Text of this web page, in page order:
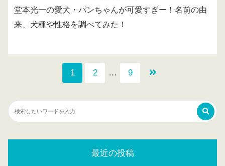
堂本光一の愛犬・パンちゃんが可愛すぎー！名前の由
来、犬種や性格を調べてみた！
1 2 … 9
最近の投稿